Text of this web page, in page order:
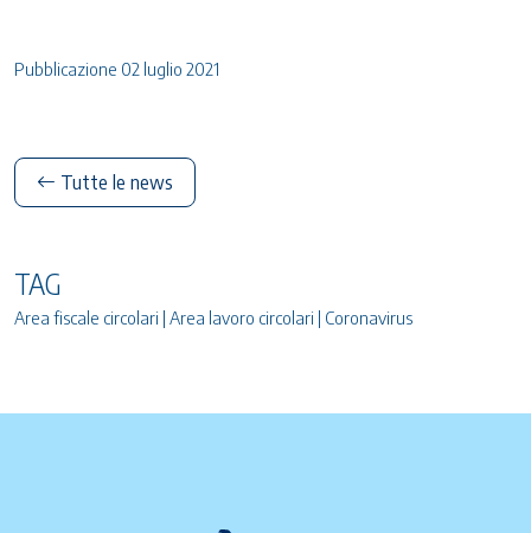
Pubblicazione 02 luglio 2021
Tutte le news
TAG
Area fiscale circolari | Area lavoro circolari | Coronavirus